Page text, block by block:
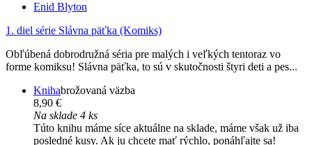
Enid Blyton
1. diel série Slávna päťka (Komiks)
Obľúbená dobrodružná séria pre malých i veľkých tentoraz vo
forme komiksu! Slávna päťka, to sú v skutočnosti štyri deti a pes...
Knihabrožovaná väzba
8,90 €
Na sklade 4 ks
Túto knihu máme síce aktuálne na sklade, máme však už iba
posledné kusy. Ak ju chcete mať rýchlo, ponáhľajte sa!